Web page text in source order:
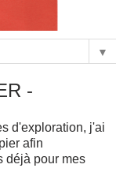
▼
-
d'exploration, j'ai
afin
déjà pour mes